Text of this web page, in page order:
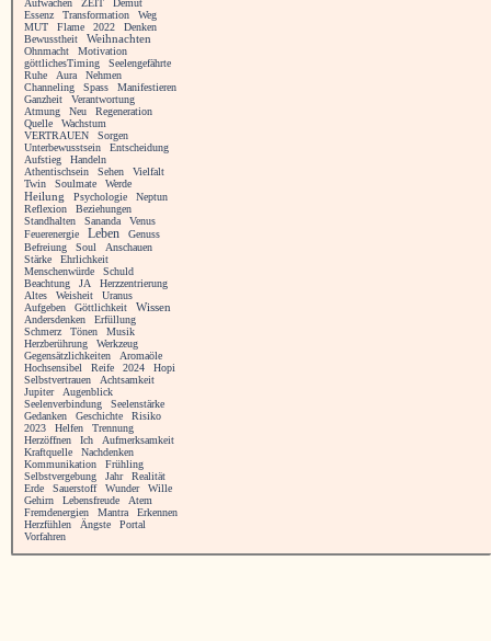
Aufwachen
ZEIT
Demut
Essenz
Transformation
Weg
MUT
Flame 2022
Denken
Bewusstheit
Weihnachten
Ohnmacht
Motivation
göttlichesTiming
Seelengefährte
Ruhe
Aura
Nehmen
Channeling
Spass
Manifestieren
Ganzheit
Verantwortung
Atmung
Neu
Regeneration
Quelle
Wachstum
VERTRAUEN
Sorgen
Unterbewusstsein
Entscheidung
Aufstieg
Handeln
Athentischsein
Sehen
Vielfalt
Twin
Soulmate Werde
Heilung Psychologie
Neptun
Reflexion
Beziehungen
Standhalten
Sananda
Venus
Feuerenergie
Leben
Genuss
Befreiung
Soul
Anschauen
Stärke
Ehrlichkeit
Menschenwürde
Schuld
Beachtung
JA
Herzzentrierung
Altes
Weisheit
Uranus
Aufgeben
Göttlichkeit
Wissen
Andersdenken
Erfüllung
Schmerz
Tönen
Musik
Herzberührung
Werkzeug
Gegensätzlichkeiten
Aromaöle
Hochsensibel
Reife 2024
Hopi
Selbstvertrauen
Achtsamkeit
Jupiter
Augenblick
Seelenverbindung
Seelenstärke
Gedanken
Geschichte
Risiko
2023
Helfen
Trennung
Herzöffnen
Ich
Aufmerksamkeit
Kraftquelle
Nachdenken
Kommunikation
Frühling
Selbstvergebung
Jahr
Realität
Erde
Sauerstoff Wunder
Wille
Gehirn
Lebensfreude
Atem
Fremdenergien
Mantra
Erkennen
Herzfühlen
Ängste
Portal
Vorfahren